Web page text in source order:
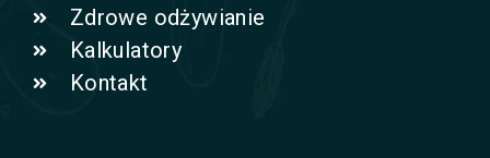
Zdrowe odżywianie
Kalkulatory
Kontakt